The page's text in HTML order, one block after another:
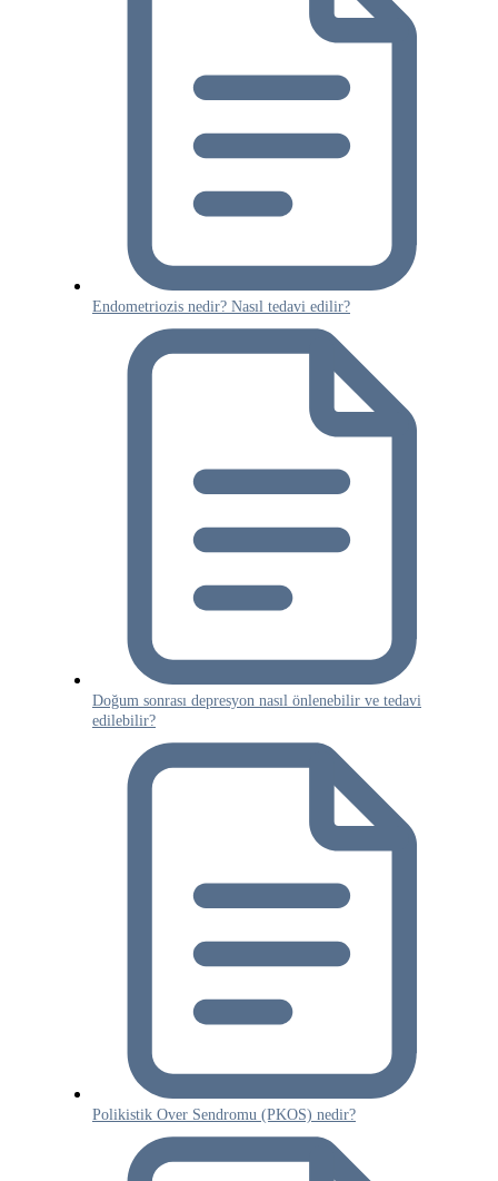
Endometriozis nedir? Nasıl tedavi edilir?
Doğum sonrası depresyon nasıl önlenebilir ve tedavi
edilebilir?
Polikistik Over Sendromu (PKOS) nedir?